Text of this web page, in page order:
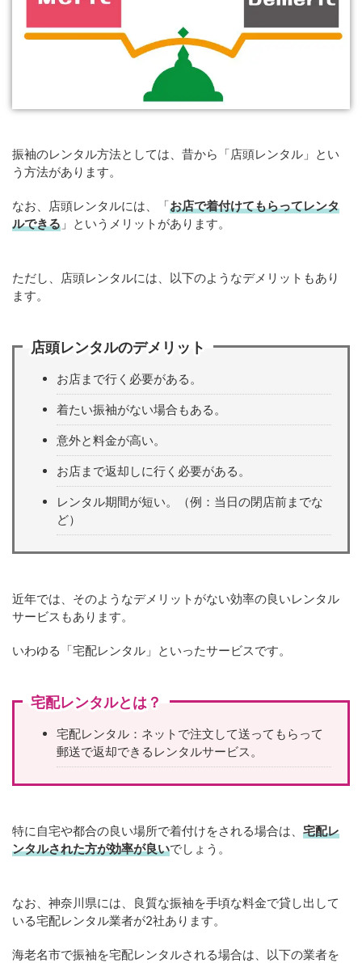
振袖のレンタル方法としては、昔から「店頭レンタル」とい
う方法があります。
なお、店頭レンタルには、「お店で着付けてもらってレンタ
ルできる 」というメリットがあります。
ただし、店頭レンタルには、以下のようなデメリットもあり
ます。
店頭レンタルのデメリット
お店まで行く必要がある。
着たい振袖がない場合もある。
意外と料金が高い。
お店まで返却しに行く必要がある。
レンタル期間が短い。（例：当日の閉店前までな
ど）
近年では、そのようなデメリットがない効率の良いレンタル
サービスもあります。
いわゆる「宅配レンタル」といったサービスです。
宅配レンタルとは？
宅配レンタル：ネットで注文して送ってもらって
郵送で返却できるレンタルサービス。
特に自宅や都合の良い場所で着付けをされる場合は、 宅配レ
ンタルされた方が効率が良いでしょう。
なお、神奈川県には、良質な振袖を手頃な料金で貸し出して
いる宅配レンタル業者が2社あります。
海老名市で振袖を宅配レンタルされる場合は、以下の業者を